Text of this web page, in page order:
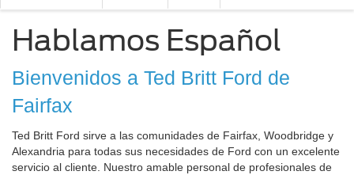
Hablamos Español
Bienvenidos a Ted Britt Ford de
Fairfax
Ted Britt Ford sirve a las comunidades de Fairfax, Woodbridge y
Alexandria para todas sus necesidades de Ford con un excelente
servicio al cliente. Nuestro amable personal de profesionales de